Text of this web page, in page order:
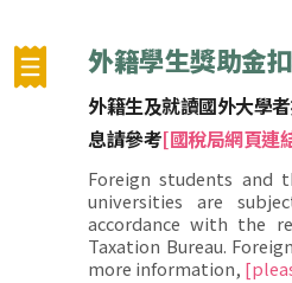
外籍學生獎助金
外籍生及就讀國外大學
息請參考[國稅局網頁連
Foreign students and
universities are
accordance with the
Taxation Bureau.
more information,